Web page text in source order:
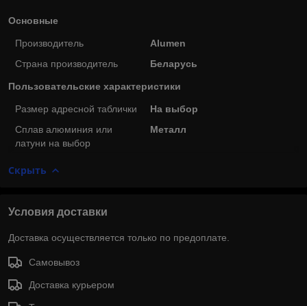
Основные
Производитель
Alumen
Страна производитель
Беларусь
Пользовательские характеристики
Размер адресной таблички
На выбор
Сплав алюминия или
латуни на выбор
Металл
Скрыть
Условия доставки
Доставка осуществляется только по предоплате.
Самовывоз
Доставка курьером